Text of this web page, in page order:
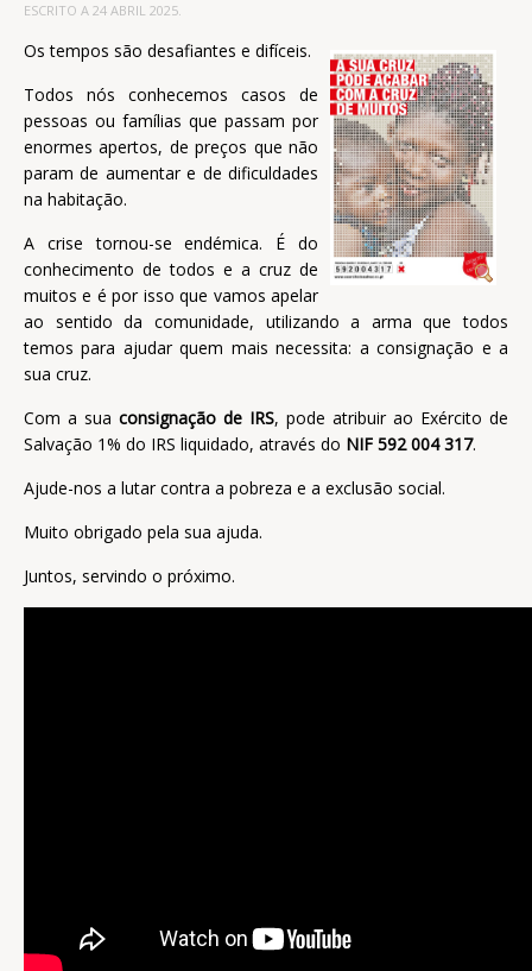
ESCRITO A 24 ABRIL 2025.
Os tempos são desafiantes e difíceis.
Todos nós conhecemos casos de
pessoas ou famílias que passam por
enormes apertos, de preços que não
param de aumentar e de dificuldades
na habitação.
A crise tornou-se endémica. É do
conhecimento de todos e a cruz de
muitos e é por isso que vamos apelar
ao sentido da comunidade, utilizando a arma que todos
temos para ajudar quem mais necessita: a consignação e a
sua cruz.
Com a sua consignação de IRS, pode atribuir ao Exército de
Salvação 1% do IRS liquidado, através do NIF 592 004 317.
Ajude-nos a lutar contra a pobreza e a exclusão social.
Muito obrigado pela sua ajuda.
Juntos, servindo o próximo.